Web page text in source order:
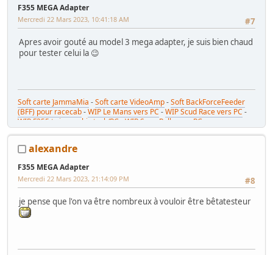
Mes WIP :Fast & Furious Super Bikes
Crisis 4 DX -Pole Position Upright
F355 MEGA Adapter
#7
Mercredi 22 Mars 2023, 10:41:18 AM
Apres avoir gouté au model 3 mega adapter, je suis bien chaud
pour tester celui la 😉
Soft carte JammaMia -Soft carte VideoAmp-Soft BackForceFeeder
(BFF) pour racecab-WIP Le Mans vers PC -WIP Scud Race vers PC -
WIP F355 twin combi stack/PC
WIP Sega Rally vers PC
alexandre
F355 MEGA Adapter
#8
Mercredi 22 Mars 2023, 21:14:09 PM
je pense que l'on va être nombreux à vouloir être bêtatesteur